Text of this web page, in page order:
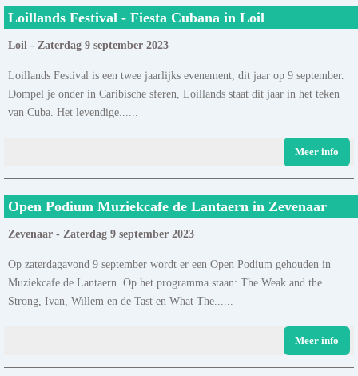
Loillands Festival - Fiesta Cubana in Loil
Loil - Zaterdag 9 september 2023
Loillands Festival is een twee jaarlijks evenement, dit jaar op 9 september.
Dompel je onder in Caribische sferen, Loillands staat dit jaar in het teken
van Cuba. Het levendige......
Meer info
Open Podium Muziekcafe de Lantaern in Zevenaar
Zevenaar - Zaterdag 9 september 2023
Op zaterdagavond 9 september wordt er een Open Podium gehouden in
Muziekcafe de Lantaern. Op het programma staan: The Weak and the
Strong, Ivan, Willem en de Tast en What The......
Meer info